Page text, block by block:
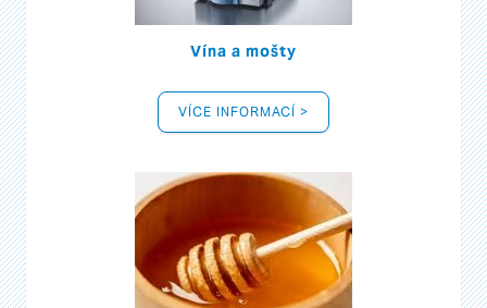
Vína a mošty
VÍCE INFORMACÍ >